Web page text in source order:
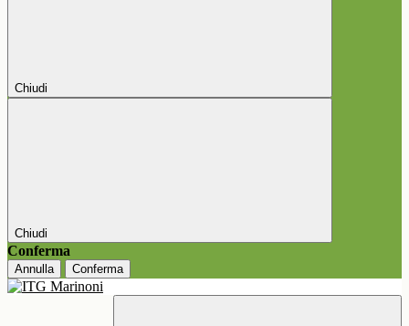
Chiudi
Chiudi
Conferma
Annulla Conferma